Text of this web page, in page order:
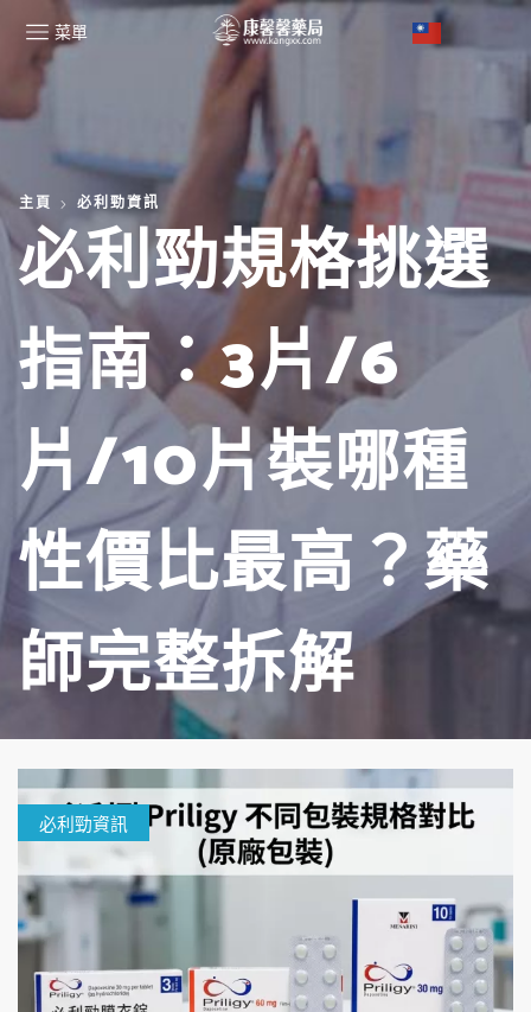
菜單
主頁 必利勁資訊
必利勁規格挑選
指南：3片/6
片/10片裝哪種
性價比最高？藥
師完整拆解
必利勁資訊